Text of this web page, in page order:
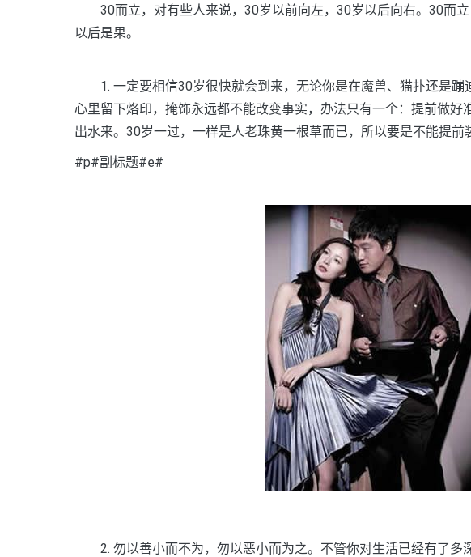
30而立，对有些人来说，30岁以前向左，30岁以后向右。30而立
以后是果。
1. 一定要相信30岁很快就会到来，无论你是在魔兽、猫扑还是蹦
心里留下烙印，掩饰永远都不能改变事实，办法只有一个：提前做好
出水来。30岁一过，一样是人老珠黄一根草而已，所以要是不能提前
#p#副标题#e#
2. 勿以善小而不为，勿以恶小而为之。不管你对生活已经有了多